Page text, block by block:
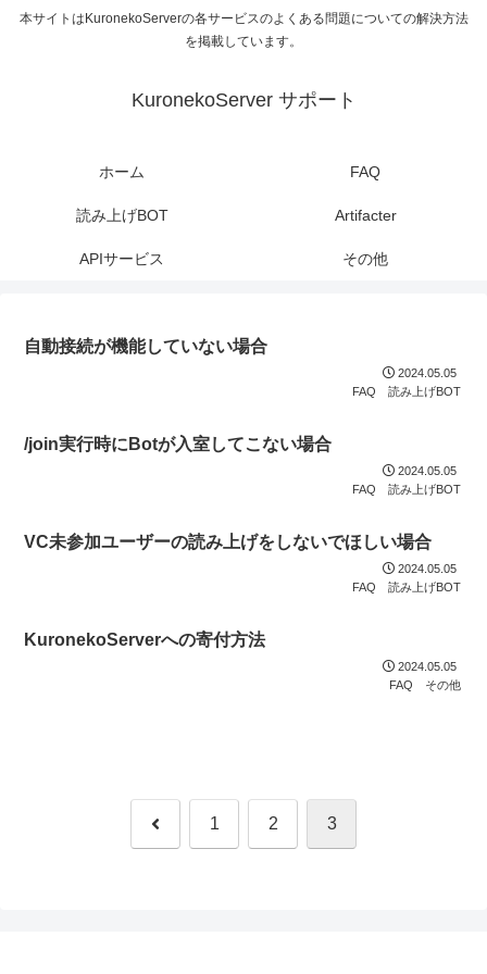
本サイトはKuronekoServerの各サービスのよくある問題についての解決方法
を掲載しています。
KuronekoServer サポート
ホーム FAQ
読み上げBOT Artifacter
APIサービス その他
自動接続が機能していない場合
2024.05.05
FAQ
読み上げBOT
/join実行時にBotが入室してこない場合
2024.05.05
FAQ
読み上げBOT
VC未参加ユーザーの読み上げをしないでほしい場合
2024.05.05
FAQ
読み上げBOT
KuronekoServerへの寄付方法
2024.05.05
FAQ
その他
前 1 2 3